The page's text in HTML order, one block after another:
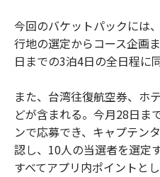
今回のバケットパックには
行地の選定からコース企画
日までの3泊4日の全日程に
また、台湾往復航空券、ホ
どが含まれる。今月28日ま
ンで応募でき、キャプテン
認し、10人の当選者を選定
すべてアプリ内ポイントと